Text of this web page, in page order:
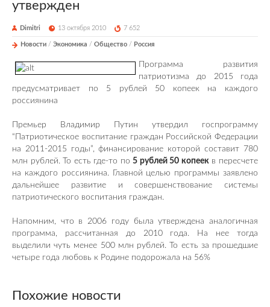
утвержден
Dimitri 13 октября 2010 7 652
Новости / Экономика / Общество / Россия
Программа развития
патриотизма до 2015 года
предусматривает по 5 рублей 50 копеек на каждого
россиянина
Премьер Владимир Путин утвердил госпрограмму
“Патриотическое воспитание граждан Российской Федерации
на 2011-2015 годы”, финансирование которой составит 780
млн рублей. То есть где-то по5 рублей 50 копеек в пересчете
на каждого россиянина. Главной целью программы заявлено
дальнейшее развитие и совершенствование системы
патриотического воспитания граждан.
Напомним, что в 2006 году была утверждена аналогичная
программа, рассчитанная до 2010 года. На нее тогда
выделили чуть менее 500 млн рублей. То есть за прошедшие
четыре года любовь к Родине подорожала на 56%
Похожие новости